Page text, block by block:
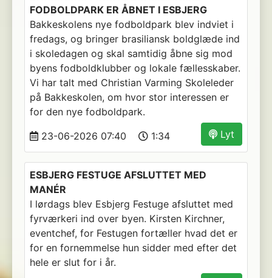
FODBOLDPARK ER ÅBNET I ESBJERG
Bakkeskolens nye fodboldpark blev indviet i
fredags, og bringer brasiliansk boldglæde ind
i skoledagen og skal samtidig åbne sig mod
byens fodboldklubber og lokale fællesskaber.
Vi har talt med Christian Varming Skoleleder
på Bakkeskolen, om hvor stor interessen er
for den nye fodboldpark.
Lyt
23-06-2026 07:40 1:34
ESBJERG FESTUGE AFSLUTTET MED
MANÉR
I lørdags blev Esbjerg Festuge afsluttet med
fyrværkeri ind over byen. Kirsten Kirchner,
eventchef, for Festugen fortæller hvad det er
for en fornemmelse hun sidder med efter det
hele er slut for i år.